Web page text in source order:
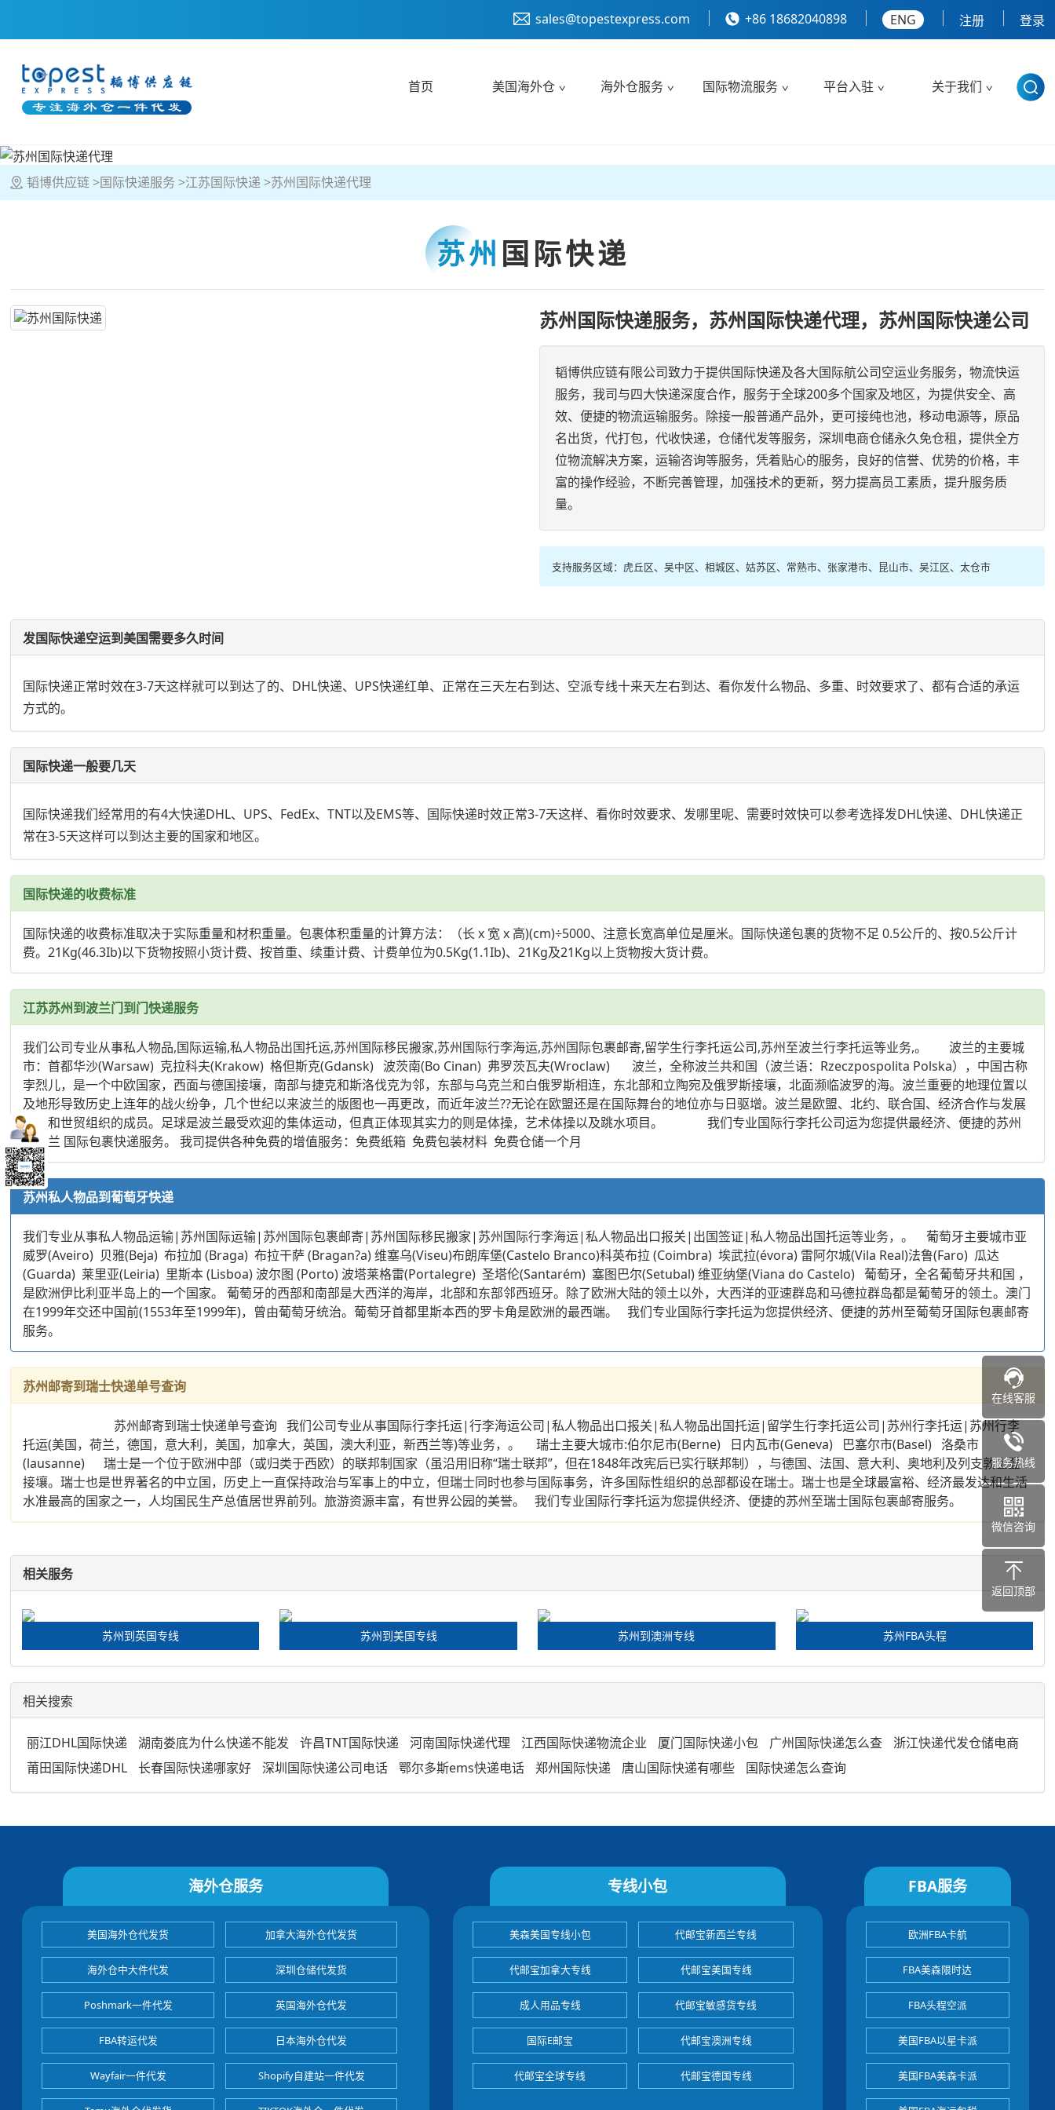
sales@topestexpress.com +86 18682040898 ENG 注册 登录
首页 美国海外仓 海外仓服务 国际物流服务 平台入驻 关于我们
韬博供应链 国际快递服务 江苏国际快递 苏州国际快递代理
苏州 国际快递
苏州国际快递服务，苏州国际快递代理，苏州国际快递公司
韬博供应链有限公司致力于提供国际快递及各大国际航公司空运业务服务，物流快运
服务，我司与四大快递深度合作，服务于全球200多个国家及地区，为提供安全、高
效、便捷的物流运输服务。除接一般普通产品外，更可接纯也池，移动电源等，原品
名出货，代打包，代收快递，仓储代发等服务，深圳电商仓储永久免仓租，提供全方
位物流解决方案，运输咨询等服务，凭着贴心的服务，良好的信誉、优势的价格，丰
富的操作经验，不断完善管理，加强技术的更新，努力提高员工素质，提升服务质
量。
支持服务区域：虎丘区、吴中区、相城区、姑苏区、常熟市、张家港市、昆山市、吴江区、太仓市
发国际快递空运到美国需要多久时间
国际快递正常时效在3-7天这样就可以到达了的、DHL快递、UPS快递红单、正常在三天左右到达、空派专线十来天左右到达、看你发什么物品、多重、时效要求了、都有合适的承运
方式的。
国际快递一般要几天
国际快递我们经常用的有4大快递DHL、UPS、FedEx、TNT以及EMS等、国际快递时效正常3-7天这样、看你时效要求、发哪里呢、需要时效快可以参考选择发DHL快递、DHL快递正
常在3-5天这样可以到达主要的国家和地区。
国际快递的收费标准
国际快递的收费标准取决于实际重量和材积重量。包裹体积重量的计算方法：（长 x 宽 x 高)(cm)÷5000、注意长宽高单位是厘米。国际快递包裹的货物不足 0.5公斤的、按0.5公斤计
费。21Kg(46.3Ib)以下货物按照小货计费、按首重、续重计费、计费单位为0.5Kg(1.1Ib)、21Kg及21Kg以上货物按大货计费。
江苏苏州到波兰门到门快递服务
我们公司专业从事私人物品,国际运输,私人物品出国托运,苏州国际移民搬家,苏州国际行李海运,苏州国际包裹邮寄,留学生行李托运公司,苏州至波兰行李托运等业务,。 波兰的主要城
市：首都华沙(Warsaw) 克拉科夫(Krakow) 格但斯克(Gdansk) 波茨南(Bo Cinan) 弗罗茨瓦夫(Wroclaw) 波兰，全称波兰共和国（波兰语：Rzeczpospolita Polska），中国古称
孛烈儿，是一个中欧国家，西面与德国接壤，南部与捷克和斯洛伐克为邻，东部与乌克兰和白俄罗斯相连，东北部和立陶宛及俄罗斯接壤，北面濒临波罗的海。波兰重要的地理位置以
及地形导致历史上连年的战火纷争，几个世纪以来波兰的版图也一再更改，而近年波兰??无论在欧盟还是在国际舞台的地位亦与日驱增。波兰是欧盟、北约、联合国、经济合作与发展
组织和世贸组织的成员。足球是波兰最受欢迎的集体运动，但真正体现其实力的则是体操，艺术体操以及跳水项目。 我们专业国际行李托公司运为您提供最经济、便捷的苏州
至波兰 国际包裹快递服务。 我司提供各种免费的增值服务：免费纸箱 免费包装材料 免费仓储一个月
苏州私人物品到葡萄牙快递
我们专业从事私人物品运输|苏州国际运输|苏州国际包裹邮寄|苏州国际移民搬家|苏州国际行李海运|私人物品出口报关|出国签证|私人物品出国托运等业务，。 葡萄牙主要城市亚
威罗(Aveiro) 贝雅(Beja) 布拉加 (Braga) 布拉干萨 (Bragan?a) 维塞乌(Viseu)布朗库堡(Castelo Branco)科英布拉 (Coimbra) 埃武拉(évora) 雷阿尔城(Vila Real)法鲁(Faro) 瓜达
(Guarda) 莱里亚(Leiria) 里斯本 (Lisboa) 波尔图 (Porto) 波塔莱格雷(Portalegre) 圣塔伦(Santarém) 塞图巴尔(Setubal) 维亚纳堡(Viana do Castelo) 葡萄牙，全名葡萄牙共和国 ，
是欧洲伊比利亚半岛上的一个国家。 葡萄牙的西部和南部是大西洋的海岸，北部和东部邻西班牙。除了欧洲大陆的领土以外，大西洋的亚速群岛和马德拉群岛都是葡萄牙的领土。澳门
在1999年交还中国前(1553年至1999年)，曾由葡萄牙统治。葡萄牙首都里斯本西的罗卡角是欧洲的最西端。 我们专业国际行李托运为您提供经济、便捷的苏州至葡萄牙国际包裹邮寄
服务。
苏州邮寄到瑞士快递单号查询
苏州邮寄到瑞士快递单号查询 我们公司专业从事国际行李托运|行李海运公司|私人物品出口报关|私人物品出国托运|留学生行李托运公司|苏州行李托运|苏州行李
托运(美国，荷兰，德国，意大利，美国，加拿大，英国，澳大利亚，新西兰等)等业务，。 瑞士主要大城市:伯尔尼市(Berne) 日内瓦市(Geneva) 巴塞尔市(Basel) 洛桑市
(lausanne) 瑞士是一个位于欧洲中部（或归类于西欧）的联邦制国家（虽沿用旧称“瑞士联邦”，但在1848年改宪后已实行联邦制），与德国、法国、意大利、奥地利及列支敦士登
接壤。瑞士也是世界著名的中立国，历史上一直保持政治与军事上的中立，但瑞士同时也参与国际事务，许多国际性组织的总部都设在瑞士。瑞士也是全球最富裕、经济最发达和生活
水准最高的国家之一，人均国民生产总值居世界前列。旅游资源丰富，有世界公园的美誉。 我们专业国际行李托运为您提供经济、便捷的苏州至瑞士国际包裹邮寄服务。
相关服务
苏州到英国专线 苏州到美国专线 苏州到澳洲专线 苏州FBA头程
相关搜索
丽江DHL国际快递 湖南娄底为什么快递不能发 许昌TNT国际快递 河南国际快递代理 江西国际快递物流企业 厦门国际快递小包 广州国际快递怎么查
浙江快递代发仓储电商
莆田国际快递DHL
长春国际快递哪家好 深圳国际快递公司电话 鄂尔多斯ems快递电话 郑州国际快递 唐山国际快递有哪些 国际快递怎么查询
海外仓服务
美国海外仓代发货 加拿大海外仓代发货
海外仓中大件代发 深圳仓储代发货
Poshmark一件代发 英国海外仓代发
FBA转运代发 日本海外仓代发
Wayfair一件代发 Shopify自建站一件代发
专线小包
美森美国专线小包 代邮宝新西兰专线
代邮宝加拿大专线 代邮宝美国专线
成人用品专线 代邮宝敏感货专线
国际E邮宝 代邮宝澳洲专线
代邮宝全球专线 代邮宝德国专线
FBA服务
欧洲FBA卡航
FBA美森限时达
FBA头程空派
美国FBA以星卡派
美国FBA美森卡派
在线客服
服务热线
微信咨询
返回顶部